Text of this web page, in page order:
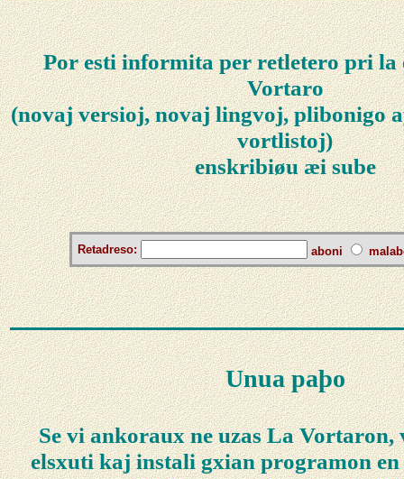
Por esti informita per retletero pri la
Vortaro
(novaj versioj, novaj lingvoj, plibonigo
vortlistoj)
enskribiøu æi sube
Retadreso: aboni
Unua paþo
Se vi ankoraux ne uzas La Vortaron,
elsxuti kaj instali gxian programon